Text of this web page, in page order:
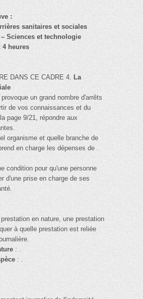
:
sanitaires et sociales
Sciences et technologie
4 heures
DANS CE CADRE 4.La
un grand nombre d'arrêts
de vos connaissances et du
page 9/21, répondre aux
organisme et quelle branche de
en charge les dépenses de .
condition pour qu'une personne
d'une prise en charge de ses
en nature, une prestation
à quelle prestation est reliée
: .
: .